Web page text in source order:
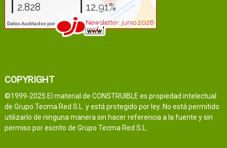
COPYRIGHT
©1999-2025 El material de CONSTRUIBLE es propiedad intelectual
de Grupo Tecma Red S.L. y está protegido por ley. No está permitido
utilizarlo de ninguna manera sin hacer referencia a la fuente y sin
permiso por escrito de Grupo Tecma Red S.L.